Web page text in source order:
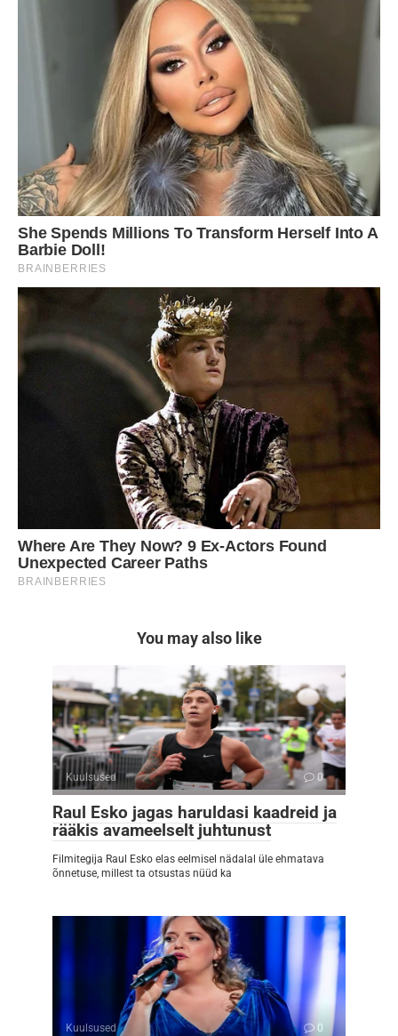
You may also like
Kuulsused 0
Raul Esko jagas haruldasi kaadreid ja
rääkis avameelselt juhtunust
Filmitegija Raul Esko elas eelmisel nädalal üle ehmatava
õnnetuse, millest ta otsustas nüüd ka
Kuulsused 0